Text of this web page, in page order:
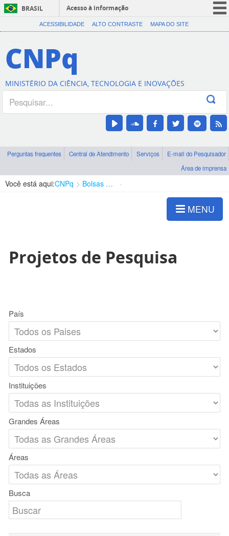
BRASIL
Acesso à informação
CORONAVÍRUS (COVID-19)
Canais
ACESSIBILIDADE ALTO CONTRASTE MAPA DO SITE
CNPq
MINISTÉRIO DA CIÊNCIA, TECNOLOGIA E INOVAÇÕES
Perguntas frequentes Central de Atendimento Serviços
E-mail do Pesquisador
Área de imprensa
Você está aqui:CNPq Bolsas e Auxílios Vigentes
MENU
Projetos de Pesquisa
País
Estados
Instituições
Grandes Áreas
Áreas
Busca